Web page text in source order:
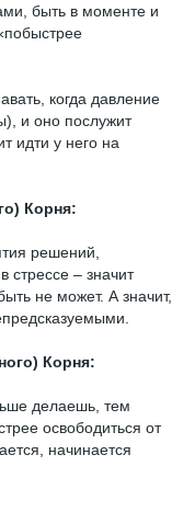
быть в моменте и
когда давление
и оно послужит
идти у него на
Корня:
решений,
стрессе – значит
не может. А значит,
Корня:
делаешь, тем
освободиться от
начинается